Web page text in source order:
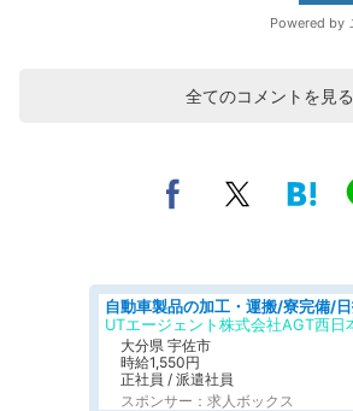
全てのコメントを見る
大分県 宇佐市
時給1,550円
正社員 / 派遣社員
スポンサー：求人ボックス